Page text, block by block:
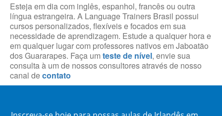
Esteja em dia com inglês, espanhol, francês ou outra
língua estrangeira. A Language Trainers Brasil possui
cursos personalizados, flexíveis e focados em sua
necessidade de aprendizagem. Estude a qualquer hora e
em qualquer lugar com professores nativos em Jaboatão
dos Guararapes. Faça um teste de nível, envie sua
consulta à um de nossos consultores através de nosso
canal decontato